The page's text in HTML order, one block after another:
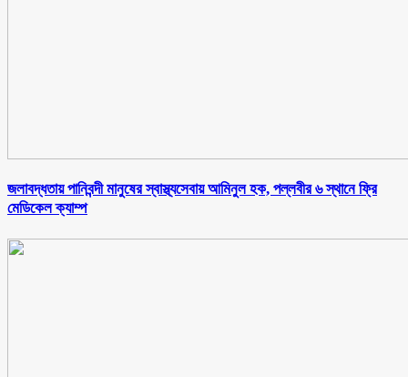
জলাবদ্ধতায় পানিবন্দী মানুষের স্বাস্থ্যসেবায় আমিনুল হক, পল্লবীর ৬ স্থানে ফ্রি
মেডিকেল ক্যাম্প